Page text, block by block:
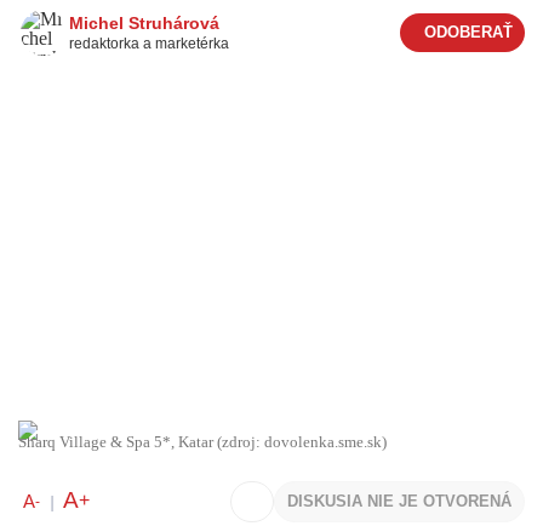
Michel Struhárová
redaktorka a marketérka
Sharq Village & Spa 5*, Katar (zdroj: dovolenka.sme.sk)
A- A+ DISKUSIA NIE JE OTVORENÁ